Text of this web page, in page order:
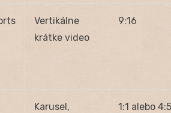
Vertikálne
krátke video
9:16
Karusel,
1:1 alebo 4:5